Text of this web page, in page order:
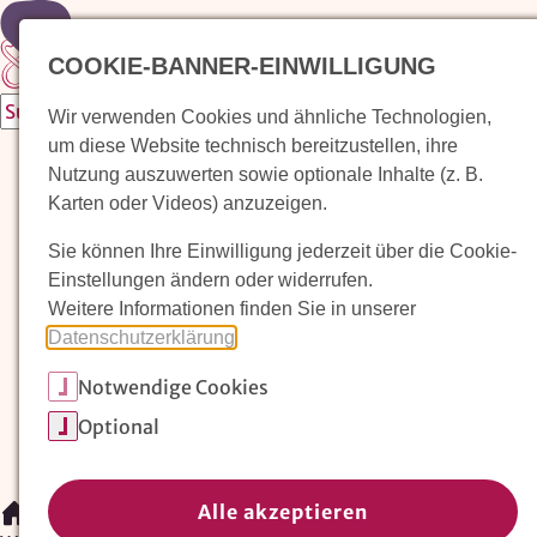
Zur Startseite
Waldorfkindergarten finden
Pädagogischer Ansatz
Arbeit im Waldorfkindergarten
Unser Verein
Magazin: Erziehungskunst frühe Kindheit
Waldorfkindergarten finden/
COOKIE-BANNER-EINWILLIGUNG
Wir verwenden Cookies und ähnliche Technologien,
um diese Website technisch bereitzustellen, ihre
Nutzung auszuwerten sowie optionale Inhalte (z. B.
Karten oder Videos) anzuzeigen.
Sie können Ihre Einwilligung jederzeit über die Cookie-
Einstellungen ändern oder widerrufen.
Weitere Informationen finden Sie in unserer
Datenschutzerklärung
Notwendige Cookies
Optional
Alle akzeptieren